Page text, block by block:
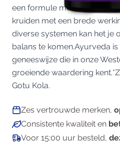
een formule met een groot
kruiden met een brede
diverse systemen kan het je
balans te komen.Ayurveda
geneeswijze die in onze
groeiende waardering
Gotu Kola.
Zes vertrouwde merken,
Consistente kwaliteit en
Voor 15:00 uur besteld,